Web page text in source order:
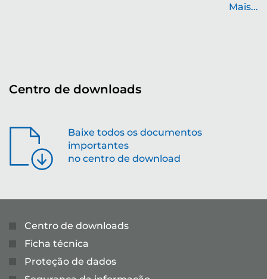
Mais...
Centro de downloads
Baixe todos os documentos
importantes
no centro de download
Centro de downloads
Ficha técnica
Proteção de dados